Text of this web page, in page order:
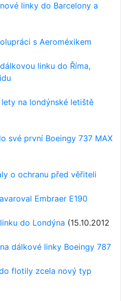
linky do Barcelony a
s Aeroméxikem
linku do Říma,
na londýnské letiště
své první Boeingy 737 MAX
o ochranu před věřiteli
Embraer E190
do Londýna (15.10.2012
dálkové linky Boeingy 787
flotily zcela nový typ